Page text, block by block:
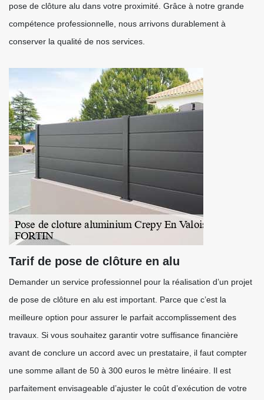
pose de clôture alu dans votre proximité. Grâce à notre grande
compétence professionnelle, nous arrivons durablement à
conserver la qualité de nos services.
Tarif de pose de clôture en alu
Demander un service professionnel pour la réalisation d’un projet
de pose de clôture en alu est important. Parce que c’est la
meilleure option pour assurer le parfait accomplissement des
travaux. Si vous souhaitez garantir votre suffisance financière
avant de conclure un accord avec un prestataire, il faut compter
une somme allant de 50 à 300 euros le mètre linéaire. Il est
parfaitement envisageable d’ajuster le coût d’exécution de votre